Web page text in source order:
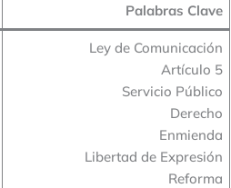
Palabras Clave
Ley de Comunicación
Artículo 5
Servicio Público
Derecho
Enmienda
Libertad de Expresión
Reforma